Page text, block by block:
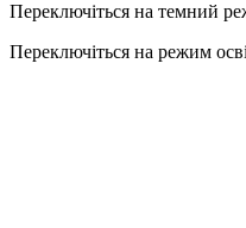
Переключіться на темний
Переключіться на режим